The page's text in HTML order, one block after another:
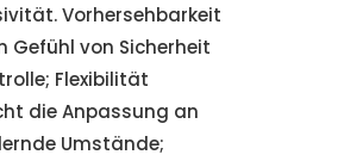
Vorhersehbarkeit
Gefühl von Sicherheit
Flexibilität
die Anpassung an
Umstände;